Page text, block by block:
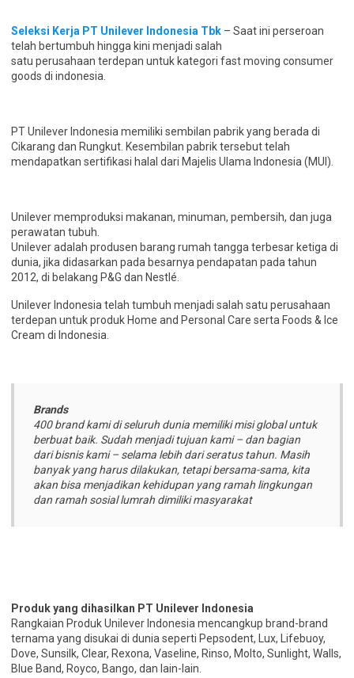
Seleksi Kerja PT Unilever Indonesia Tbk – Saat ini perseroan
telah bertumbuh hingga kini menjadi salah
satu perusahaan terdepan untuk kategori fast moving consumer
goods di indonesia.
PT Unilever Indonesia memiliki sembilan pabrik yang berada di
Cikarang dan Rungkut. Kesembilan pabrik tersebut telah
mendapatkan sertifikasi halal dari Majelis Ulama Indonesia (MUI).
Unilever memproduksi makanan, minuman, pembersih, dan juga
perawatan tubuh.
Unilever adalah produsen barang rumah tangga terbesar ketiga di
dunia, jika didasarkan pada besarnya pendapatan pada tahun
2012, di belakang P&G dan Nestlé.
Unilever Indonesia telah tumbuh menjadi salah satu perusahaan
terdepan untuk produk Home and Personal Care serta Foods & Ice
Cream di Indonesia.
Brands
400 brand kami di seluruh dunia memiliki misi global untuk
berbuat baik. Sudah menjadi tujuan kami – dan bagian
dari bisnis kami – selama lebih dari seratus tahun. Masih
banyak yang harus dilakukan, tetapi bersama-sama, kita
akan bisa menjadikan kehidupan yang ramah lingkungan
dan ramah sosial lumrah dimiliki masyarakat
Produk yang dihasilkan PT Unilever Indonesia
Rangkaian Produk Unilever Indonesia mencangkup brand-brand
ternama yang disukai di dunia seperti Pepsodent, Lux, Lifebuoy,
Dove, Sunsilk, Clear, Rexona, Vaseline, Rinso, Molto, Sunlight, Walls,
Blue Band, Royco, Bango, dan lain-lain.